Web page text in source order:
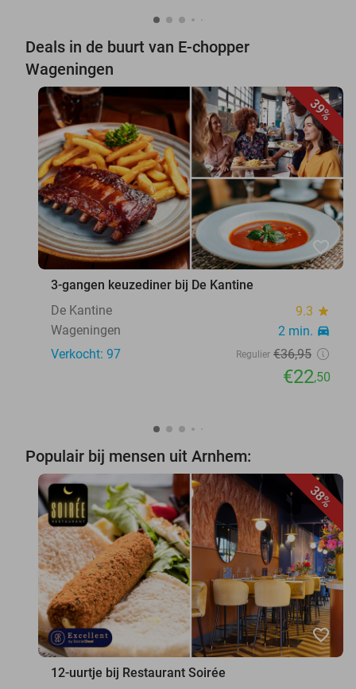
Deals in de buurt van E-chopper
Wageningen
39%
favorite_border
3-gangen keuzediner bij De Kantine
De Kantine
9.3 star
Wageningen 2 min. directions_car
Verkocht: 97 Regulier €36,95
€22,50
Populair bij mensen uit Arnhem:
38%
favorite_border
12-uurtje bij Restaurant Soirée